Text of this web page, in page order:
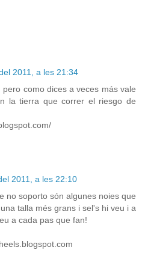
2011, a les 21:34
como dices a veces más vale
la tierra que correr el riesgo de
2011, a les 22:10
no soporto són algunes noies que
talla més grans i sel's hi veu i a
a cada pas que fan!